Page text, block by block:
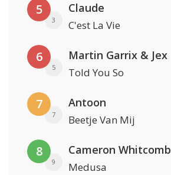
5
3
Claude
C'est La Vie
6
5
Martin Garrix & Jex
Told You So
7
7
Antoon
Beetje Van Mij
8
9
Cameron Whitcomb
Medusa